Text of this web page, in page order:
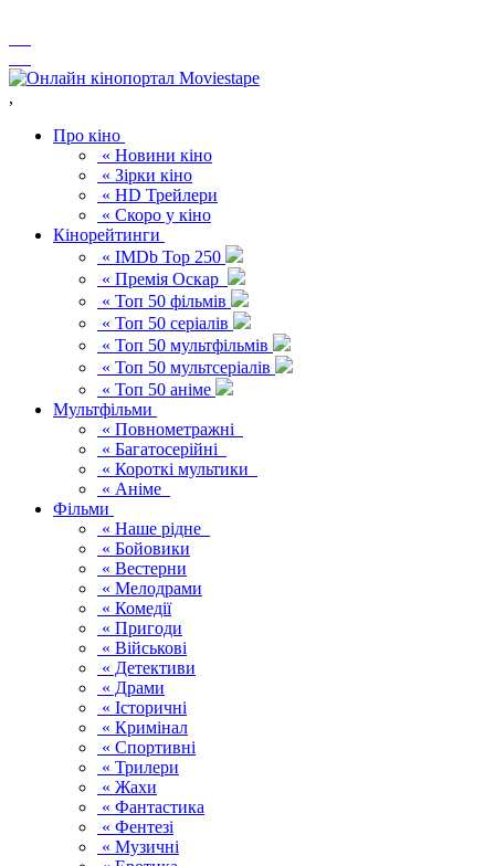
,
Про кіно
« Новини кіно
« Зірки кіно
« HD Трейлери
« Скоро у кіно
Кінорейтинги
« IMDb Top 250
« Премія Оскар
« Топ 50 фільмів
« Топ 50 серіалів
« Топ 50 мультфільмів
« Топ 50 мультсеріалів
« Топ 50 аніме
Мультфільми
« Повнометражні
« Багатосерійні
« Короткі мультики
« Аніме
Фільми
« Наше рідне
« Бойовики
« Вестерни
« Мелодрами
« Комедії
« Пригоди
« Військові
« Детективи
« Драми
« Історичні
« Кримінал
« Спортивні
« Трилери
« Жахи
« Фантастика
« Фентезі
« Музичні